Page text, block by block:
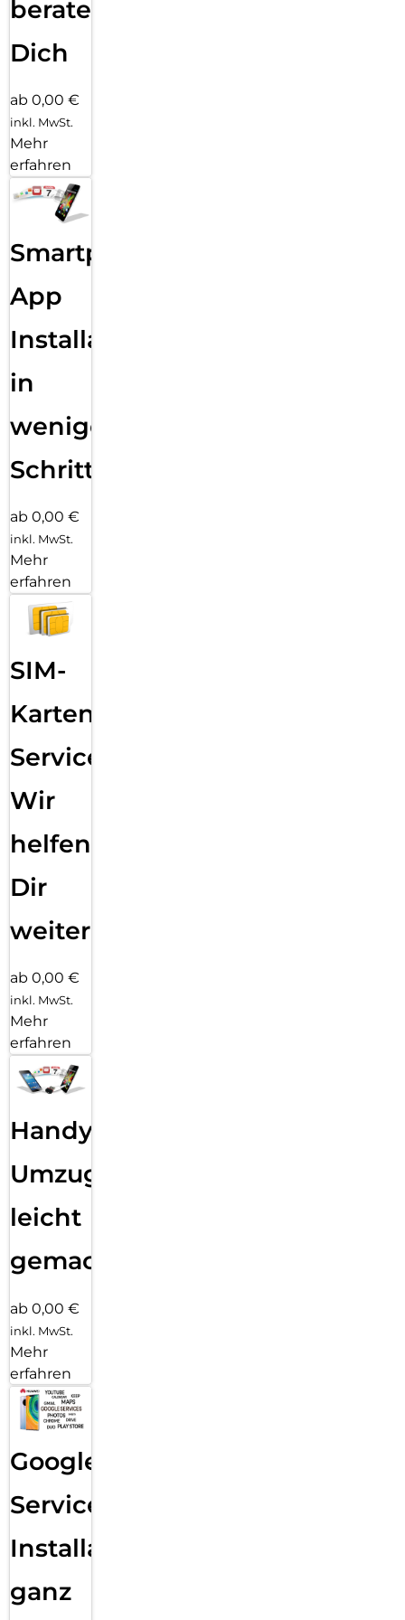
beraten
Dich
ab 0,00 €
inkl. MwSt.
Mehr
erfahren
Smartphone
App
Installation
in
wenigen
Schritten
ab 0,00 €
inkl. MwSt.
Mehr
erfahren
SIM-
Karten
Service:
Wir
helfen
Dir
weiter
ab 0,00 €
inkl. MwSt.
Mehr
erfahren
Handy
Umzug
leicht
gemacht!
ab 0,00 €
inkl. MwSt.
Mehr
erfahren
Google
Services
Installation
ganz